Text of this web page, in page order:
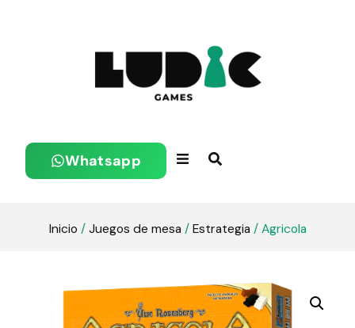
Whatsapp
Inicio /Juegos de mesa /Estrategia / Agricola